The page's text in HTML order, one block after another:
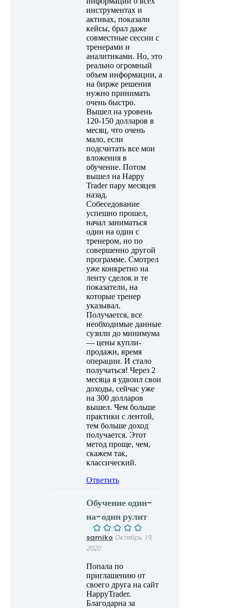
инструментах и
активах, показали
кейсы, брал даже
совместные сессии с
тренерами и
аналитиками. Но, это
реально огромный
объем информации, а
на бирже решения
нужно принимать
очень быстро.
Вышел на уровень
120-150 долларов в
месяц, что очень
мало, если
подсчитать все мои
вложения в
обучение. Потом
вышел на Happy
Trader пару месяцев
назад.
Собеседование
успешно прошел,
начал заниматься
один на один с
тренером, но по
совершенно другой
программе. Смотрел
уже конкретно на
ленту сделок и те
показатели, на
которые тренер
указывал.
Получается, все
необходимые данные
сузили до минимума
— цены купли-
продажи, время
операции. И стало
получаться! Через 2
месяца я удвоил свои
доходы, сейчас уже
на 300 долларов
вышел. Чем больше
практики с лентой,
тем больше доход
получается. Этот
метод проще, чем,
скажем так,
классический.
Ответить
Обучение один-
на-один рулит
samiko Октябрь 19,
2020
Попала по
приглашению от
своего друга на сайт
HappyTrader.
Благодарна за